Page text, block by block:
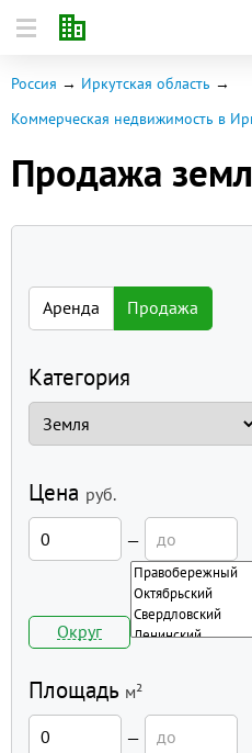
Россия
Иркутская область
Коммерческая недвижимость в
Продажа
Аренда Продажа
Категория
Цена руб.
—
Округ
Площадь м²
—